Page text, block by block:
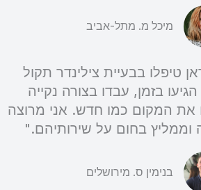
מיכל מ. מתל-אביב
טיפלו בבעיית צילינדר תקול
בזמן, עבדו בצורה נקייה
את המקום כמו חדש. אני מרוצה
בחום על שירותיהם."
בנימין ס. מירושלים